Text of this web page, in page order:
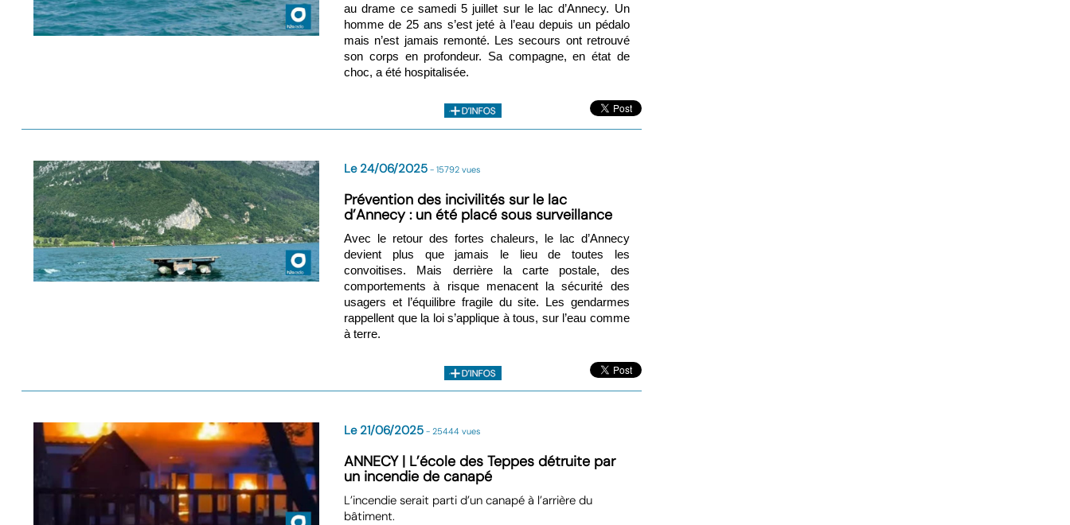
au drame ce samedi 5 juillet sur le lac d’Annecy. Un
homme de 25 ans s’est jeté à l’eau depuis un pédalo
mais n’est jamais remonté. Les secours ont retrouvé
son corps en profondeur. Sa compagne, en état de
choc, a été hospitalisée.
Le 24/06/2025 - 15792 vues
Prévention des incivilités sur le lac
d’Annecy : un été placé sous surveillance
Avec le retour des fortes chaleurs, le lac d’Annecy
devient plus que jamais le lieu de toutes les
convoitises. Mais derrière la carte postale, des
comportements à risque menacent la sécurité des
usagers et l’équilibre fragile du site. Les gendarmes
rappellent que la loi s’applique à tous, sur l’eau comme
à terre.
Le 21/06/2025 - 25444 vues
ANNECY | L’école des Teppes détruite par
un incendie de canapé
L’incendie serait parti d’un canapé à l’arrière du
bâtiment.